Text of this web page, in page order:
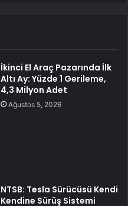
İkinci El Araç Pazarında İlk
Altı Ay: Yüzde 1 Gerileme,
4,3 Milyon Adet
Ağustos 5, 2026
NTSB: Tesla Sürücüsü Kendi
Kendine Sürüş Sistemi